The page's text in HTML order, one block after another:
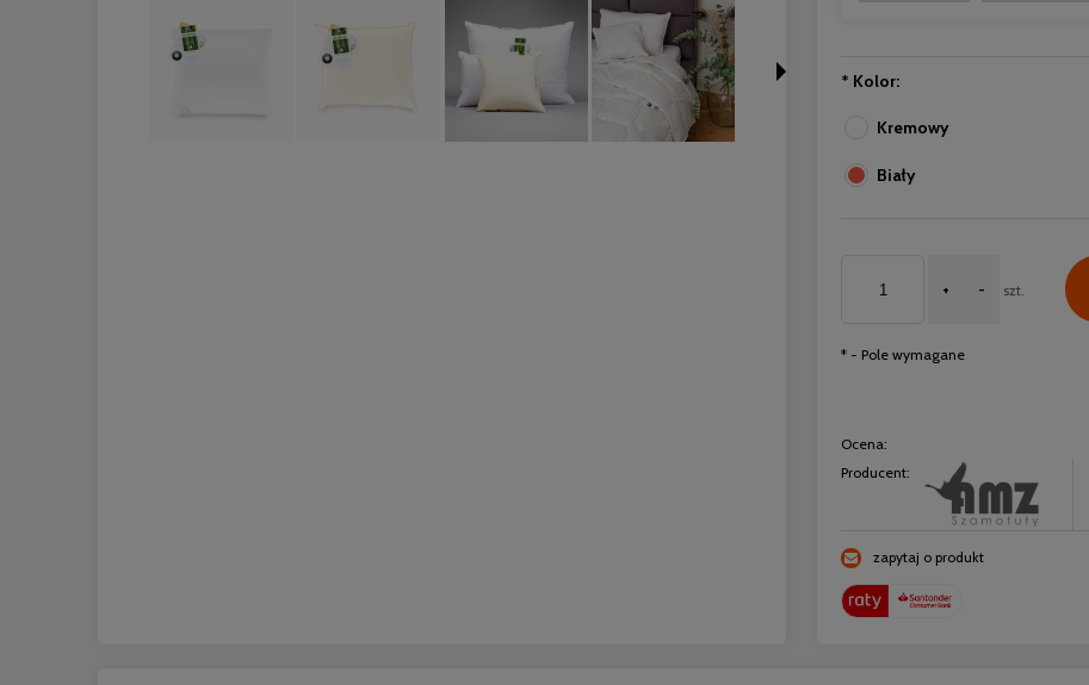
* Kolor:
Kremowy
Biały
+ - szt.
*- Pole wymagane
Ocena:
Producent:
zapytaj o produkt